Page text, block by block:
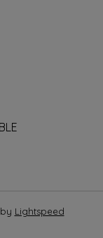
Lightspeed